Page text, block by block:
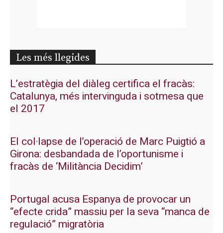
Les més llegides
L’estratègia del diàleg certifica el fracàs:
Catalunya, més intervinguda i sotmesa que
el 2017
El col·lapse de l’operació de Marc Puigtió a
Girona: desbandada de l’oportunisme i
fracàs de ‘Militància Decidim’
Portugal acusa Espanya de provocar un
“efecte crida” massiu per la seva “manca de
regulació” migratòria